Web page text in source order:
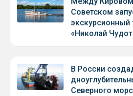
Советском
экскурсионный
«Николай
В России
Северного